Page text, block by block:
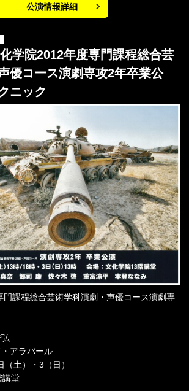
公演情報詳細
化学院2012年度専門課程総合芸
優コース演劇専攻2年卒業公
ニック
課程総合芸術学科演劇・声優コース演劇専
アラバール
土）・3（日）
講堂